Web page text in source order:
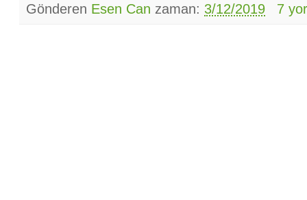
Gönderen Esen Can zaman: 3/12/2019 7